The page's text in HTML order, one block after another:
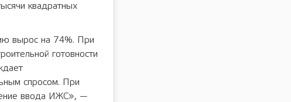
квадратных
вырос на 74%. При
готовности
спросом. При
ввода ИЖС», —